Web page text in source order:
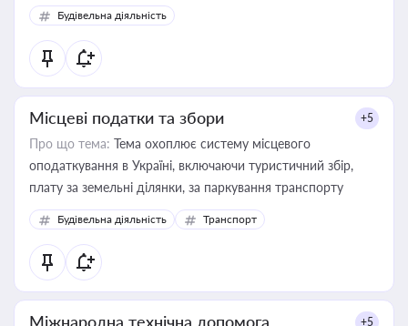
Будівельна діяльність
Місцеві податки та збори +5
Про що тема: Тема охоплює систему місцевого
оподаткування в Україні, включаючи туристичний збір,
плату за земельні ділянки, за паркування транспорту
Будівельна діяльність Транспорт
Міжнародна технічна допомога +5